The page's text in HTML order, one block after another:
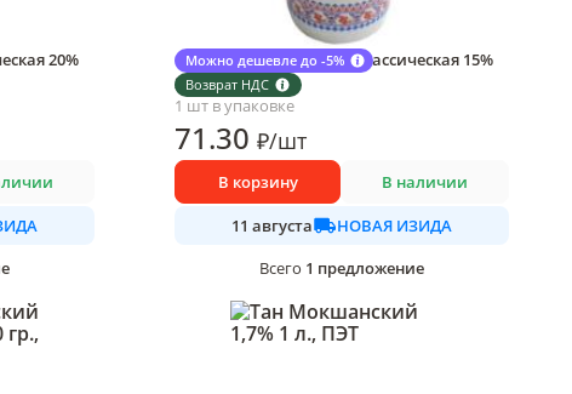
20%
Можно дешевле до -5%
Возврат НДС
Сметана Мокшанский классическая 15%
200 гр., ПЭТ
1 шт в упаковке
71.30 ₽/шт
В корзину В наличии
11 августа
НОВАЯ ИЗИДА
Всего 1 предложение